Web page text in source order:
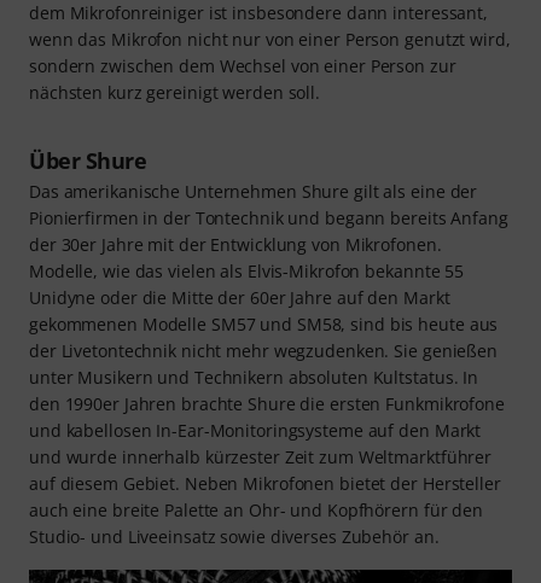
dem Mikrofonreiniger ist insbesondere dann interessant,
wenn das Mikrofon nicht nur von einer Person genutzt wird,
sondern zwischen dem Wechsel von einer Person zur
nächsten kurz gereinigt werden soll.
Über Shure
Das amerikanische Unternehmen Shure gilt als eine der
Pionierfirmen in der Tontechnik und begann bereits Anfang
der 30er Jahre mit der Entwicklung von Mikrofonen.
Modelle, wie das vielen als Elvis-Mikrofon bekannte 55
Unidyne oder die Mitte der 60er Jahre auf den Markt
gekommenen Modelle SM57 und SM58, sind bis heute aus
der Livetontechnik nicht mehr wegzudenken. Sie genießen
unter Musikern und Technikern absoluten Kultstatus. In
den 1990er Jahren brachte Shure die ersten Funkmikrofone
und kabellosen In-Ear-Monitoringsysteme auf den Markt
und wurde innerhalb kürzester Zeit zum Weltmarktführer
auf diesem Gebiet. Neben Mikrofonen bietet der Hersteller
auch eine breite Palette an Ohr- und Kopfhörern für den
Studio- und Liveeinsatz sowie diverses Zubehör an.